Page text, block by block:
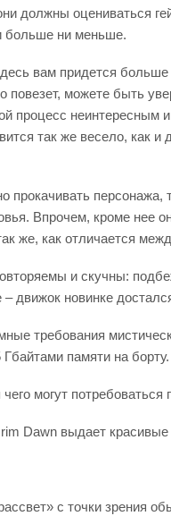
должны оцениваться
больше ни меньше.
вам придется больше
повезет, можете быть
процесс неинтересным
так же весело, как и
прокачивать персонажа,
Впрочем, кроме нее
же, как отличается
и скучны:
движок новинке
требования
памяти на борту.
могут
Dawn выдает
с точки зрения